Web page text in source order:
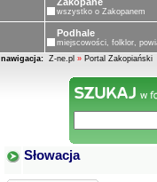
wszystko o Zakopanem
Podhale
miejscowości, folklor,
nawigacja: Z-ne.pl » Portal Zakopiański
Słowacja